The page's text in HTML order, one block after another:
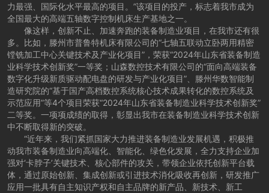
力最强、国际化水平最高的项目。”该项目的投产，标志着我市成为
全国最大的高端五轴数字控制机床生产基地之一。
像这样，创新不止、加速奔跑的装备制造业项目，在我市还有很
多。比如，滕州市普鲁特机床有限公司的“七轴五联动立卧两用精密
镗铣加工中心关键技术及产业化项目”，荣获“2024年山东省装备制造
业科学技术创新奖”一等奖；山森数控技术有限公司的“面向高端装备
数字化升级新质驱动配电盘的研发与产业化项目”、滕州华数智能制
造研究院的“基于国产高档数控系统核心技术成果转化的数控系统及
示范应用”等4个项目荣获“2024年山东省装备制造业科学技术创新奖”
二等奖。一项项成绩的取得，彰显出我市在装备制造业科学技术创新
中不断取得新的突破。
“近年来，我们紧抓国家大力推进装备制造业发展机遇，积极推
动我市装备制造业向高端化、智能化、绿色化发展，全力支持企业加
强对‘卡脖子’关键技术、核心部件的攻关，带领企业依托创新平台载
体，通过原始创新、集成创新或引进技术消化吸收再创新，研发推广
应用一批具有自主知识产权和自主品牌的新产品、新技术、新工